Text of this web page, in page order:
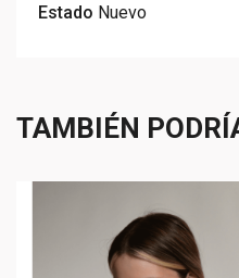
Estado Nuevo
TAMBIÉN